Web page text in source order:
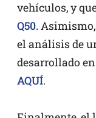
vehículos, y
Q50.
el análisis de
desarrollado
AQUÍ.